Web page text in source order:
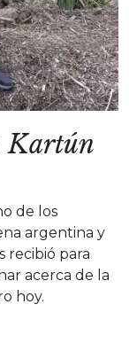
Kartún
de los
argentina y
recibió para
acerca de la
hoy.